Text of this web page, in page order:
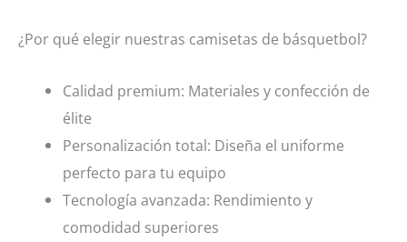
¿Por qué elegir nuestras camisetas de básquetbol?
Calidad premium: Materiales y confección de
élite
Personalización total: Diseña el uniforme
perfecto para tu equipo
Tecnología avanzada: Rendimiento y
comodidad superiores